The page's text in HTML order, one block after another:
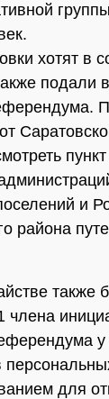
хотят в
подали
и
района
также
члена
у
для